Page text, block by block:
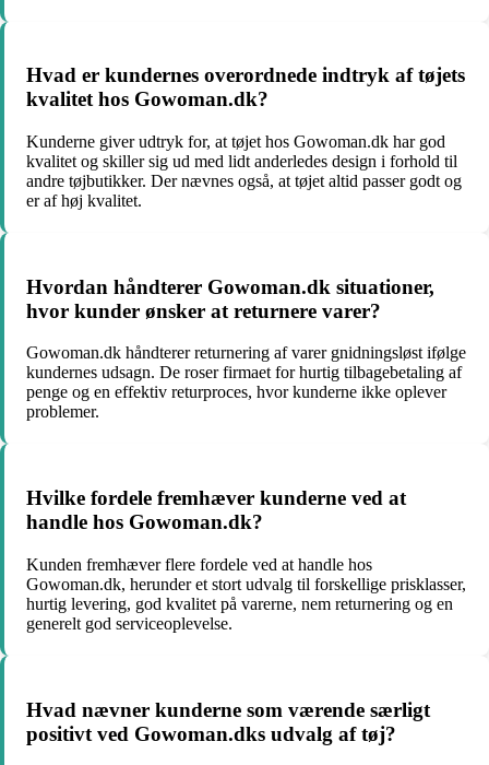
Hvad er kundernes overordnede indtryk af tøjets
kvalitet hos Gowoman.dk?
Kunderne giver udtryk for, at tøjet hos Gowoman.dk har god
kvalitet og skiller sig ud med lidt anderledes design i forhold til
andre tøjbutikker. Der nævnes også, at tøjet altid passer godt og
er af høj kvalitet.
Hvordan håndterer Gowoman.dk situationer,
hvor kunder ønsker at returnere varer?
Gowoman.dk håndterer returnering af varer gnidningsløst ifølge
kundernes udsagn. De roser firmaet for hurtig tilbagebetaling af
penge og en effektiv returproces, hvor kunderne ikke oplever
problemer.
Hvilke fordele fremhæver kunderne ved at
handle hos Gowoman.dk?
Kunden fremhæver flere fordele ved at handle hos
Gowoman.dk, herunder et stort udvalg til forskellige prisklasser,
hurtig levering, god kvalitet på varerne, nem returnering og en
generelt god serviceoplevelse.
Hvad nævner kunderne som værende særligt
positivt ved Gowoman.dks udvalg af tøj?